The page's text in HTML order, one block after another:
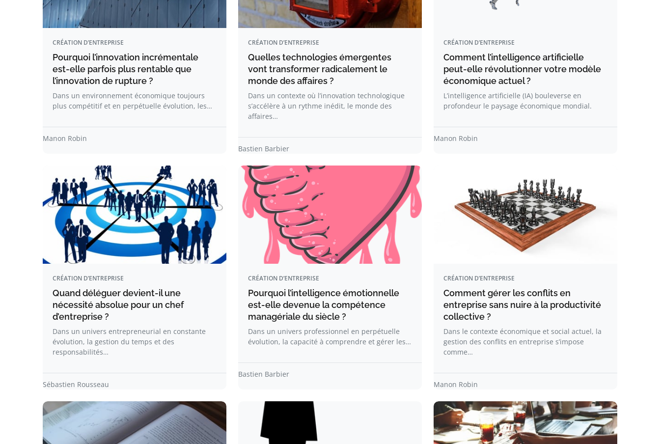
CRÉATION D’ENTREPRISE
Pourquoi l’innovation incrémentale
est-elle parfois plus rentable que
l’innovation de rupture ?
Dans un environnement économique toujours
plus compétitif et en perpétuelle évolution, les…
Manon Robin
CRÉATION D’ENTREPRISE
Quelles technologies émergentes
vont transformer radicalement le
monde des affaires ?
Dans un contexte où l’innovation technologique
s’accélère à un rythme inédit, le monde des
affaires…
Bastien Barbier
CRÉATION D’ENTREPRISE
Comment l’intelligence artificielle
peut-elle révolutionner votre modèle
économique actuel ?
L’intelligence artificielle (IA) bouleverse en
profondeur le paysage économique mondial.
Manon Robin
CRÉATION D’ENTREPRISE
Quand déléguer devient-il une
nécessité absolue pour un chef
d’entreprise ?
Dans un univers entrepreneurial en constante
évolution, la gestion du temps et des
responsabilités…
Sébastien Rousseau
CRÉATION D’ENTREPRISE
Pourquoi l’intelligence émotionnelle
est-elle devenue la compétence
managériale du siècle ?
Dans un univers professionnel en perpétuelle
évolution, la capacité à comprendre et gérer les…
Bastien Barbier
CRÉATION D’ENTREPRISE
Comment gérer les conflits en
entreprise sans nuire à la productivité
collective ?
Dans le contexte économique et social actuel, la
gestion des conflits en entreprise s’impose
comme…
Manon Robin